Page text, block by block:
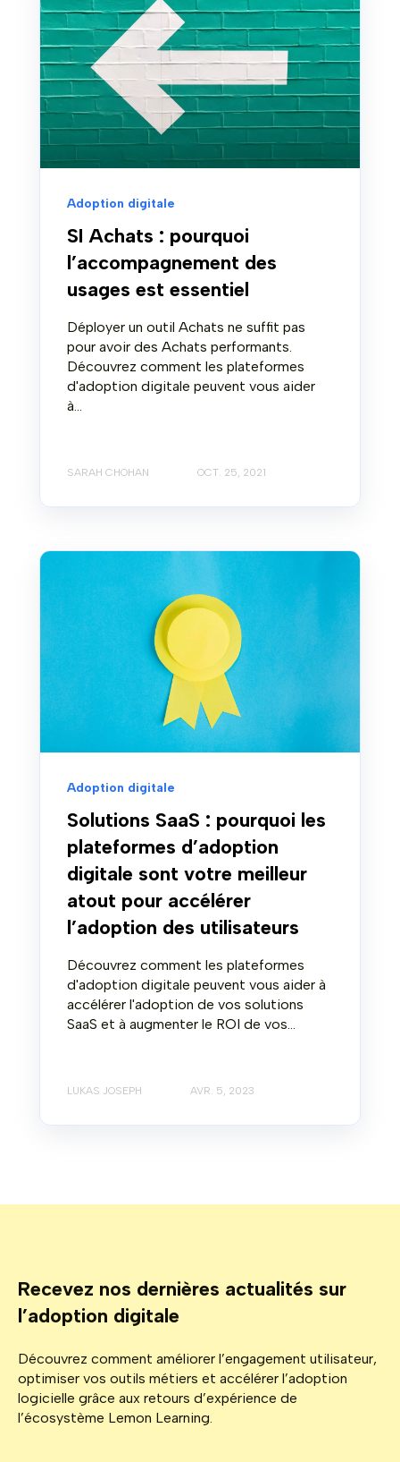
Adoption digitale
SI Achats : pourquoi
l’accompagnement des
usages est essentiel
Déployer un outil Achats ne suffit pas
pour avoir des Achats performants.
Découvrez comment les plateformes
d'adoption digitale peuvent vous aider
à...
SARAH CHOHAN OCT. 25, 2021
Adoption digitale
Solutions SaaS : pourquoi les
plateformes d’adoption
digitale sont votre meilleur
atout pour accélérer
l’adoption des utilisateurs
Découvrez comment les plateformes
d'adoption digitale peuvent vous aider à
accélérer l'adoption de vos solutions
SaaS et à augmenter le ROI de vos...
LUKAS JOSEPH AVR. 5, 2023
Recevez nos dernières actualités sur
l’adoption digitale
Découvrez comment améliorer l’engagement utilisateur,
optimiser vos outils métiers et accélérer l’adoption
logicielle grâce aux retours d’expérience de
l’écosystème Lemon Learning.